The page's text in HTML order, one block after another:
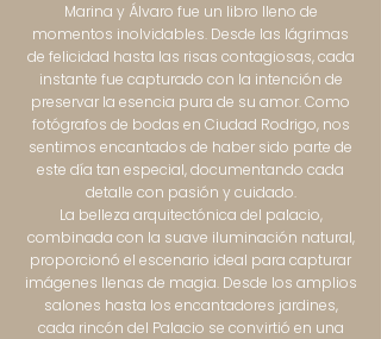
Marina y Álvaro fue un libro lleno de
momentos inolvidables. Desde las lágrimas
de felicidad hasta las risas contagiosas, cada
instante fue capturado con la intención de
preservar la esencia pura de su amor. Como
fotógrafos de bodas en Ciudad Rodrigo, nos
sentimos encantados de haber sido parte de
este día tan especial, documentando cada
detalle con pasión y cuidado.
La belleza arquitectónica del palacio,
combinada con la suave iluminación natural,
proporcionó el escenario ideal para capturar
imágenes llenas de magia. Desde los amplios
salones hasta los encantadores jardines,
cada rincón del Palacio se convirtió en una